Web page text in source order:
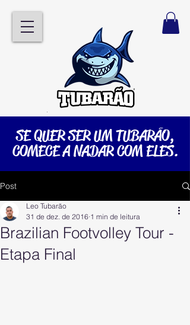
SE QUER SER UM TUBARÃO,
COMECE A NADAR COM ELES.
Post
Brazilian Footvolley Tour -
Etapa Final
Leo Tubarão
31 de dez. de 2016 1 min de leitura